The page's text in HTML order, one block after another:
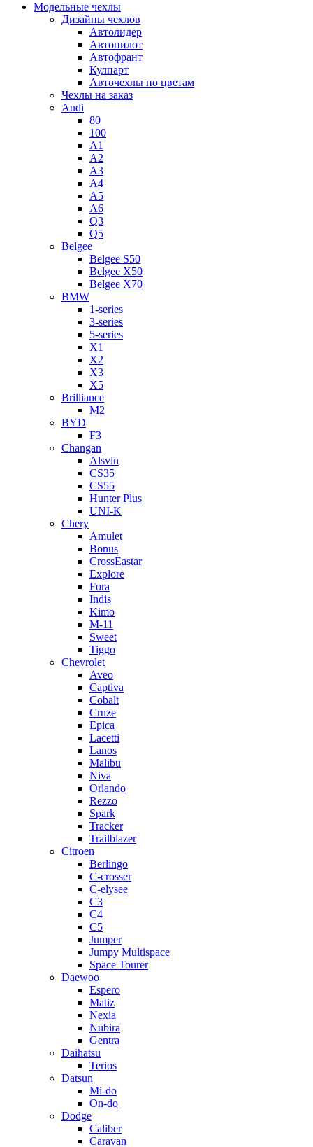
Модельные чехлы
Дизайны чехлов
Автолидер
Автопилот
Автофрант
Кулпарт
Авточехлы по цветам
Чехлы на заказ
Audi
80
100
A1
A2
A3
A4
A5
A6
Q3
Q5
Belgee
Belgee S50
Belgee X50
Belgee X70
BMW
1-series
3-series
5-series
X1
X2
X3
X5
Brilliance
M2
BYD
F3
Changan
Alsvin
CS35
CS55
Hunter Plus
UNI-K
Chery
Amulet
Bonus
CrossEastar
Explore
Fora
Indis
Kimo
M-11
Sweet
Tiggo
Chevrolet
Aveo
Captiva
Cobalt
Cruze
Epica
Lacetti
Lanos
Malibu
Niva
Orlando
Rezzo
Spark
Tracker
Trailblazer
Citroen
Berlingo
C-crosser
C-elysee
C3
C4
C5
Jumper
Jumpy Multispace
Space Tourer
Daewoo
Espero
Matiz
Nexia
Nubira
Gentra
Daihatsu
Terios
Datsun
Mi-do
On-do
Dodge
Caliber
Caravan